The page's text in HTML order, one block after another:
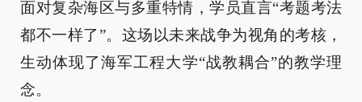
面对复杂海区与多重特情，学员直言“考题考法
都不一样了”。这场以未来战争为视角的考核，
生动体现了海军工程大学“战教耦合”的教学理
念。